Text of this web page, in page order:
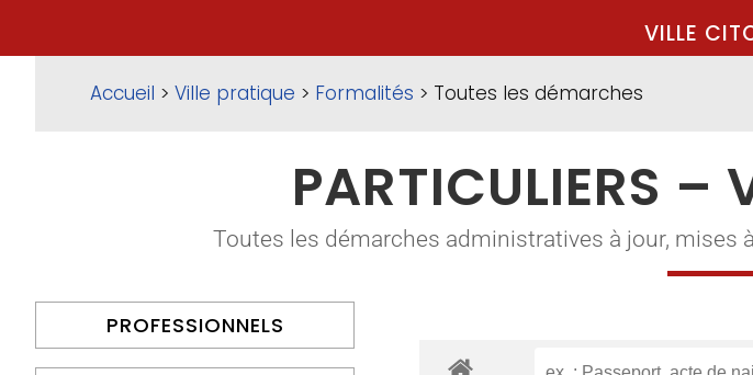
VILLE
Accueil > Ville pratique > Formalités > Toutes les démarches
PARTICULIERS –
Toutes les démarches administratives à jour, mises
PROFESSIONNELS